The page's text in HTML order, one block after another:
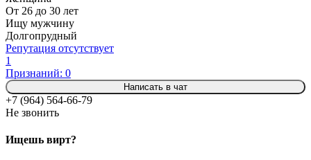
От 26 до 30 лет
Ищу мужчину
Долгопрудный
Репутация отсутствует
1
Признаний: 0
Написать в чат
+7 (964) 564-66-79
Не звонить
Ищешь вирт?